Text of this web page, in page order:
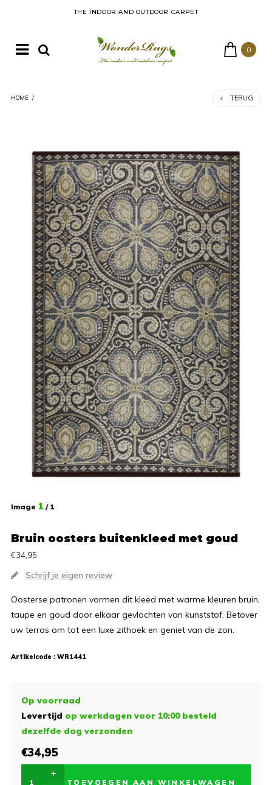
THE INDOOR AND OUTDOOR CARPET
0
HOME / TERUG
Image 1 / 1
Bruin oosters buitenkleed met goud
€34,95
Schrijf je eigen review
Oosterse patronen vormen dit kleed met warme kleuren bruin,
taupe en goud door elkaar gevlochten van kunststof. Betover
uw terras om tot een luxe zithoek en geniet van de zon.
Artikelcode : WR1441
Op voorraad
Levertijd op werkdagen voor 10:00 besteld
dezelfde dag verzonden
€34,95
+
TOEVOEGEN AAN WINKELWAGEN